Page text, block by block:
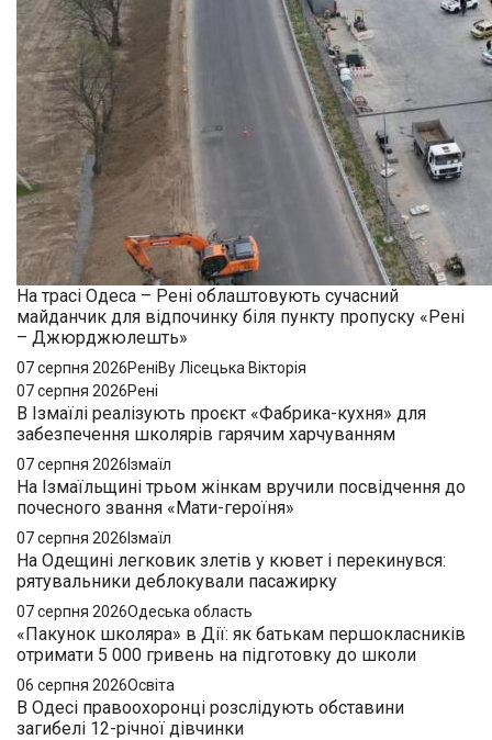
На трасі Одеса – Рені облаштовують сучасний
майданчик для відпочинку біля пункту пропуску «Рені
– Джюрджюлешть»
07 серпня 2026РеніBy Лісецька Вікторія
07 серпня 2026Рені
В Ізмаїлі реалізують проєкт «Фабрика-кухня» для
забезпечення школярів гарячим харчуванням
07 серпня 2026 Ізмаїл
На Ізмаїльщині трьом жінкам вручили посвідчення до
почесного звання «Мати-героїня»
07 серпня 2026 Ізмаїл
На Одещині легковик злетів у кювет і перекинувся:
рятувальники деблокували пасажирку
07 серпня 2026Одеська область
«Пакунок школяра» в Дії: як батькам першокласників
отримати 5 000 гривень на підготовку до школи
06 серпня 2026Освіта
В Одесі правоохоронці розслідують обставини
загибелі 12-річної дівчинки